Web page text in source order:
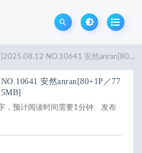
NO.10641 安然anran[80+1P／775MB]
安然anran[80+1P／77
5MB]
，预计阅读时间需要1分钟
发布